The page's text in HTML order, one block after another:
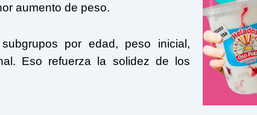
aumento de peso.
por edad, peso inicial,
Eso refuerza la solidez de los